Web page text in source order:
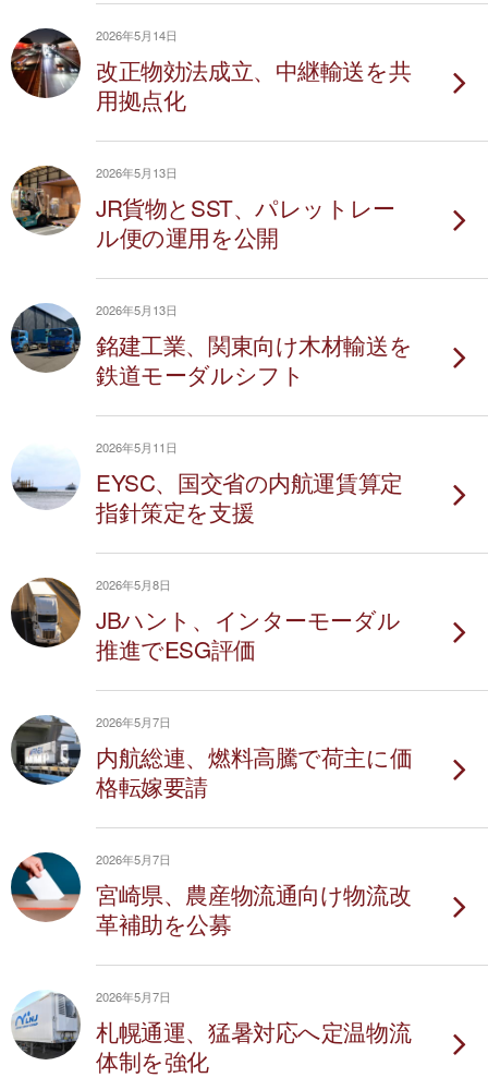
2026年5月14日
改正物効法成立、中継輸送を共
用拠点化
2026年5月13日
JR貨物とSST、パレットレー
ル便の運用を公開
2026年5月13日
銘建工業、関東向け木材輸送を
鉄道モーダルシフト
2026年5月11日
EYSC、国交省の内航運賃算定
指針策定を支援
2026年5月8日
JBハント、インターモーダル
推進でESG評価
2026年5月7日
内航総連、燃料高騰で荷主に価
格転嫁要請
2026年5月7日
宮崎県、農産物流通向け物流改
革補助を公募
2026年5月7日
札幌通運、猛暑対応へ定温物流
体制を強化